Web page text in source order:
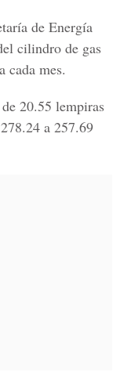
de Energía
cilindro de gas
cada mes.
20.55 lempiras
278.24 a 257.69